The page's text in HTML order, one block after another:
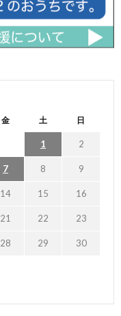
金 土 日
1 2
7 8 9
14 15 16
21 22 23
28 29 30